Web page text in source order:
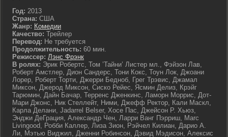
Год: 2013
Страна: США
Жанр: Комедии
Качество: Трейлер
Перевод: Не требуется
Продолжительность: 60 мин.
Режиссер: Лэнс Фрэнк
В ролях: Эрик Робертс, Том ’Тайни’ Листер мл., Фэйзон Лав,
Роберт Амстлер, Дион Сандерс, Тони Кокс, Тоун Лок, Джоани
Лорер, Роберт Торти, Джерри Бедноб, Грег Трэвис, Джамал
Миксон, Джерод Миксон, Сиско Рейес, Ясмин Делиз, Крэйг
Тарюмин, Дайн Бачар, Терренс Дженкинс, Ламорн Моррис, Дот-
Мари Джонс, Ник Стеллейт, Ними, Джефф Ректор, Кали Маскл,
Карла Делани, Jadarrel Belser, Хосе Пас, Джейсон Р. Хьюз,
Энджи ДеГрация, Александр Чен, Ларри Ванг Пэрриш, Marc
Livingood, Робби Каллер, Лиза Зион, Рэйчел Килиан, Дарио А.
Ли, Мэтью Виджил, Дженни Робинсон, Дэвид Мэдисон, Алексис